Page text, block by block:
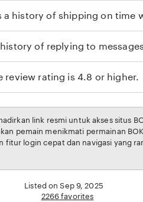
a history of shipping on time
history of replying to
review rating is 4.8 or higher.
permainan BOKEP dengan aman dan
selalu tersedia
Indonesia.Listed on Sep 9, 2025
2266 favorites